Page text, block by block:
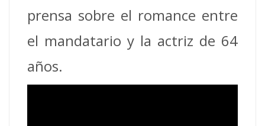
prensa sobre el romance entre
el mandatario y la actriz de 64
años.